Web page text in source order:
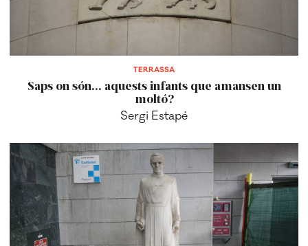
TERRASSA
Saps on són... aquests infants que amansen un
moltó?
Sergi Estapé